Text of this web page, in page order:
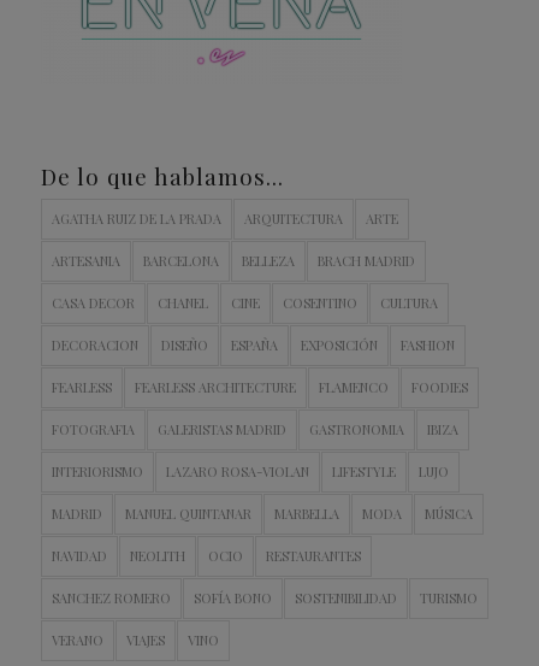
De lo que hablamos…
AGATHA RUIZ DE LA PRADA ARQUITECTURA ARTE
ARTESANIA BARCELONA BELLEZA BRACH MADRID
CASA DECOR CHANEL CINE COSENTINO CULTURA
DECORACION DISEÑO ESPAÑA EXPOSICIÓN FASHION
FEARLESS FEARLESS ARCHITECTURE FLAMENCO FOODIES
FOTOGRAFIA GALERISTAS MADRID GASTRONOMIA IBIZA
INTERIORISMO LAZARO ROSA-VIOLAN LIFESTYLE LUJO
MADRID MANUEL QUINTANAR MARBELLA MODA MÚSICA
NAVIDAD NEOLITH OCIO RESTAURANTES
SANCHEZ ROMERO SOFÍA BONO SOSTENIBILIDAD TURISMO
VERANO VIAJES VINO